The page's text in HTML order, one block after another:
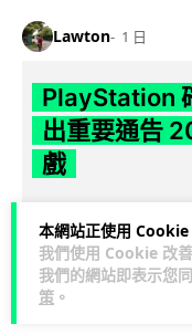
本網站正使用 Cookie
我們使用 Cookie 改
我們的網站即表示您
策 。
Lawton 1 日
PlayStation
出重要通告
戲
Sony 已在 PS5 主機
計劃：2028 年 1 月起
因此... 閱讀全文
174